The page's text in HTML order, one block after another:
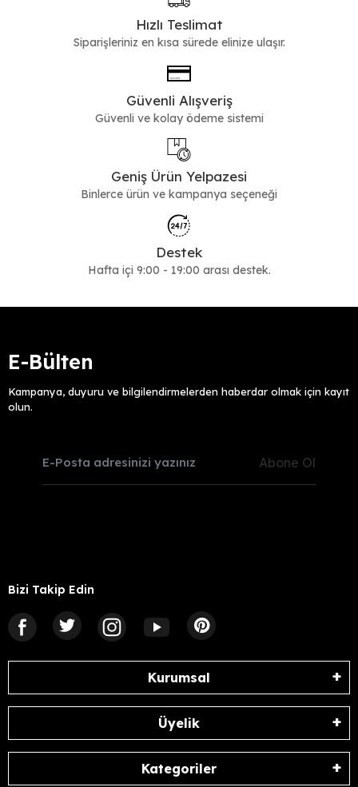
Hızlı Teslimat
Siparişleriniz en kısa sürede elinize ulaşır.
Güvenli Alışveriş
Güvenli ve kolay ödeme sistemi
Geniş Ürün Yelpazesi
Binlerce ürün ve kampanya seçeneği
Destek
Hafta içi 9:00 - 19:00 arası destek.
E-Bülten
Kampanya, duyuru ve bilgilendirmelerden haberdar olmak için kayıt
olun.
Abone Ol
Bizi Takip Edin
Kurumsal
Üyelik
Kategoriler